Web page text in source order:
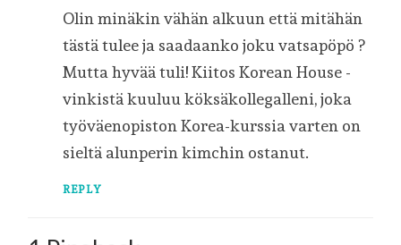
Olin minäkin vähän alkuun että mitähän
tästä tulee ja saadaanko joku vatsapöpö ?
Mutta hyvää tuli! Kiitos Korean House -
vinkistä kuuluu köksäkollegalleni, joka
työväenopiston Korea-kurssia varten on
sieltä alunperin kimchin ostanut.
REPLY